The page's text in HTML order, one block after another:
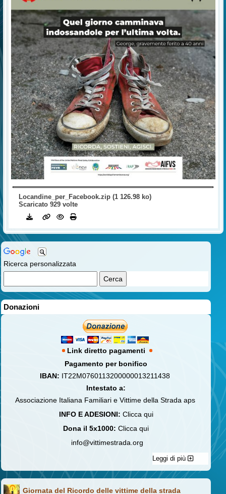
Ricerca personalizzata
Donazioni
Link diretto pagamenti
Pagamento per bonifico
IBAN: IT22M0760113200000013211438
Intestato a:
Associazione Italiana Familiari e Vittime della Strada aps
INFO E ADESIONI: Clicca qui
Dona il 5x1000: Clicca qui
info@vittimestrada.org
Leggi di più
Giornata del Ricordo delle vittime della strada
Locandine_per_Facebook.zip (1 126.98 ko)
Scaricato 929 volte